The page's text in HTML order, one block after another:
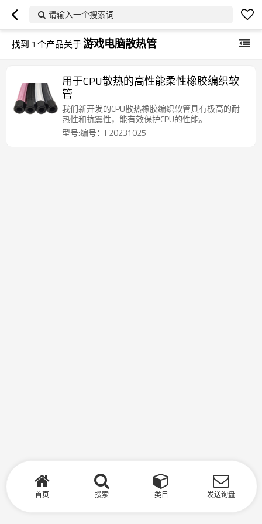
请输入一个搜索词
找到 1 个产品关于游戏电脑散热管
用于CPU散热的高性能柔性橡胶编织软
管
我们新开发的CPU散热橡胶编织软管具有极高的耐
热性和抗震性，能有效保护CPU的性能。
型号:编号：F20231025
首页 搜索 类目 发送询盘